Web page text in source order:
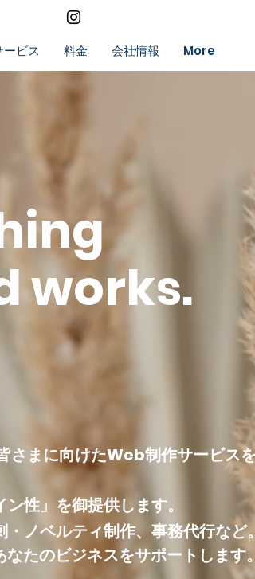
ービス 料金 会社情報 More
works.
００，０００
の届く価格で。
まに向けたWeb制作サービス
性」を御提供します。
ノベルティ制作、事務代行など
たのビジネスをサポートします